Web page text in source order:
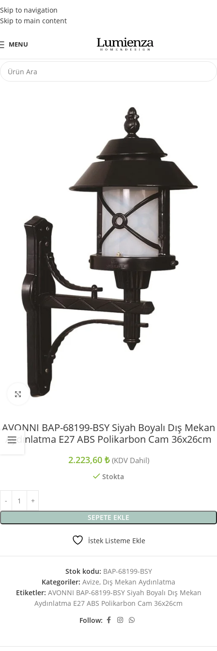
Skip to navigation
Skip to main content
Tüm Kredi Kartlarına Peşin Fiyatına 3 Taksit Fırsatı
MENU
Büyütmek için tıklayın
AVONNI BAP-68199-BSY Siyah Boyalı Dış Mekan
Aydınlatma E27 ABS Polikarbon Cam 36x26cm
2.223,60 ₺ (KDV Dahil)
Stokta
SEPETE EKLE
İstek Listeme Ekle
Stok kodu: BAP-68199-BSY
Kategoriler: Avize, Dış Mekan Aydınlatma
Etiketler: AVONNI BAP-68199-BSY Siyah Boyalı Dış Mekan
Aydınlatma E27 ABS Polikarbon Cam 36x26cm
Follow: